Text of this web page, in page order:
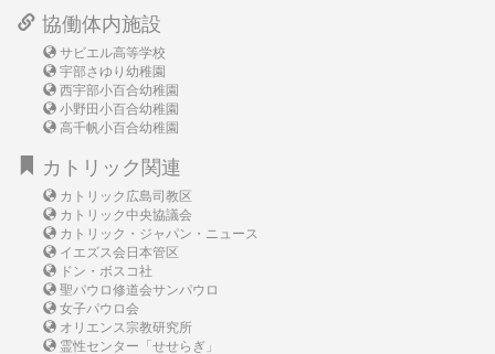
協働体内施設
サビエル高等学校
宇部さゆり幼稚園
西宇部小百合幼稚園
小野田小百合幼稚園
高千帆小百合幼稚園
カトリック関連
カトリック広島司教区
カトリック中央協議会
カトリック・ジャパン・ニュース
イエズス会日本管区
ドン・ボスコ社
聖パウロ修道会サンパウロ
女子パウロ会
オリエンス宗教研究所
霊性センター「せせらぎ」